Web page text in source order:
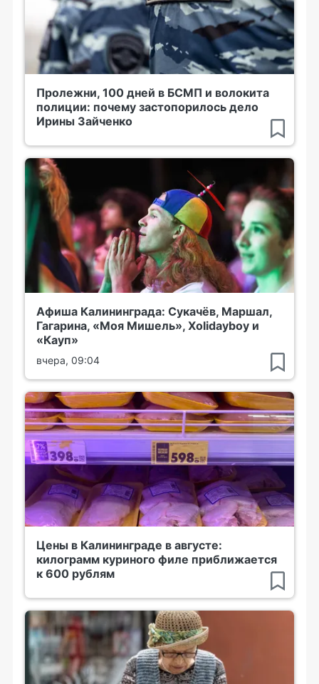
Пролежни, 100 дней в БСМП и волокита
полиции: почему застопорилось дело
Ирины Зайченко
Афиша Калининграда: Сукачёв, Маршал,
Гагарина, «Моя Мишель», Xolidayboy и
«Кауп»
вчера, 09:04
Цены в Калининграде в августе:
килограмм куриного филе приближается
к 600 рублям